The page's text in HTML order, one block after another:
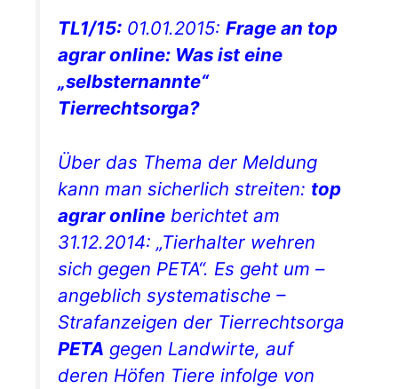
TL1/15: 01.01.2015: Frage an top
agrar online: Was ist eine
„selbsternannte“
Tierrechtsorga?
Über das Thema der Meldung
kann man sicherlich streiten: top
agrar online berichtet am
31.12.2014: „Tierhalter wehren
sich gegen PETA“. Es geht um –
angeblich systematische –
Strafanzeigen der Tierrechtsorga
PETA gegen Landwirte, auf
deren Höfen Tiere infolge von